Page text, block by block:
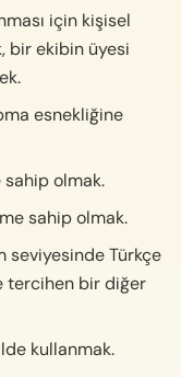
için kişisel
bir ekibin üyesi
esnekliğine
olmak.
sahip olmak.
seviyesinde Türkçe
tercihen bir diğer
kullanmak.